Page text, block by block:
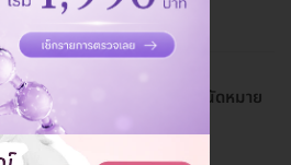
แขนที่ Lise Clinic ต้องทำการนัดหมาย